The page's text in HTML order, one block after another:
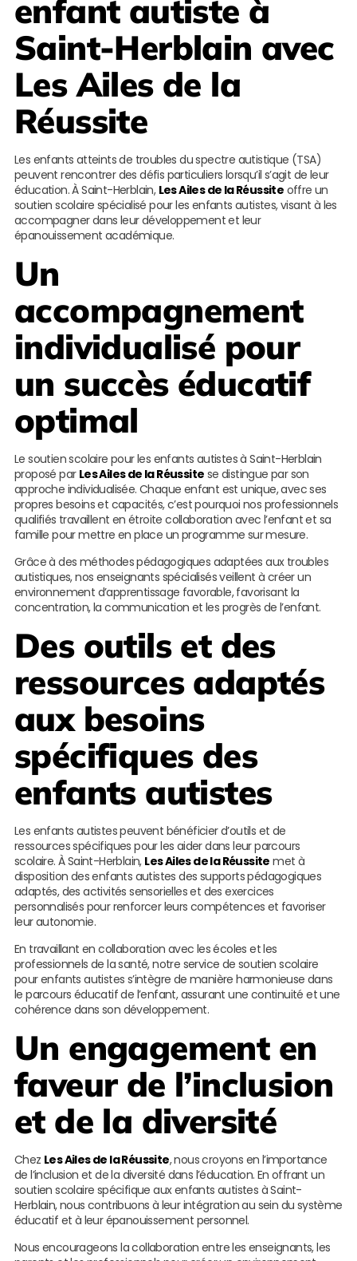
enfant autiste à
Saint-Herblain avec
Les Ailes de la
Réussite
Les enfants atteints de troubles du spectre autistique (TSA)
peuvent rencontrer des défis particuliers lorsqu’il s’agit de leur
éducation. À Saint-Herblain, Les Ailes de la Réussite offre un
soutien scolaire spécialisé pour les enfants autistes, visant à les
accompagner dans leur développement et leur
épanouissement académique.
Un
accompagnement
individualisé pour
un succès éducatif
optimal
Le soutien scolaire pour les enfants autistes à Saint-Herblain
proposé par Les Ailes de la Réussite se distingue par son
approche individualisée. Chaque enfant est unique, avec ses
propres besoins et capacités, c’est pourquoi nos professionnels
qualifiés travaillent en étroite collaboration avec l’enfant et sa
famille pour mettre en place un programme sur mesure.
Grâce à des méthodes pédagogiques adaptées aux troubles
autistiques, nos enseignants spécialisés veillent à créer un
environnement d’apprentissage favorable, favorisant la
concentration, la communication et les progrès de l’enfant.
Des outils et des
ressources adaptés
aux besoins
spécifiques des
enfants autistes
Les enfants autistes peuvent bénéficier d’outils et de
ressources spécifiques pour les aider dans leur parcours
scolaire. À Saint-Herblain, Les Ailes de la Réussite met à
disposition des enfants autistes des supports pédagogiques
adaptés, des activités sensorielles et des exercices
personnalisés pour renforcer leurs compétences et favoriser
leur autonomie.
En travaillant en collaboration avec les écoles et les
professionnels de la santé, notre service de soutien scolaire
pour enfants autistes s’intègre de manière harmonieuse dans
le parcours éducatif de l’enfant, assurant une continuité et une
cohérence dans son développement.
Un engagement en
faveur de l’inclusion
et de la diversité
Chez Les Ailes de la Réussite, nous croyons en l’importance
de l’inclusion et de la diversité dans l’éducation. En offrant un
soutien scolaire spécifique aux enfants autistes à Saint-
Herblain, nous contribuons à leur intégration au sein du système
éducatif et à leur épanouissement personnel.
Nous encourageons la collaboration entre les enseignants, les